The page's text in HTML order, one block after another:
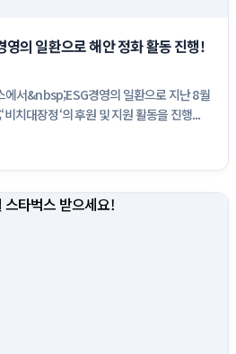
의 일환으로 해안 정화 활동 진행!
서&nbsp;ESG경영의 일환으로 지난 8월
치대장정‘의 후원 및 지원 활동을 진행...